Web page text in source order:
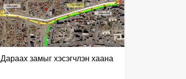
Дараах замыг хэсэгчлэн хаана